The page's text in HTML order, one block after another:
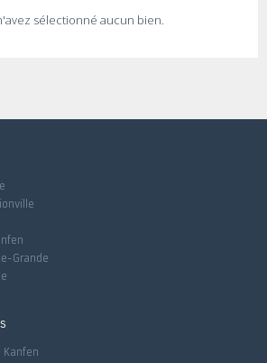
sélectionné aucun bien.
Grande
Kanfen